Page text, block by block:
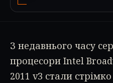
З недавнього часу
процесори Intel
2011 v3 стали